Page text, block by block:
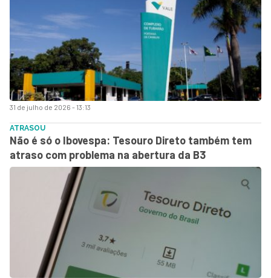
31 de julho de 2026 - 13:13
ATRASOU
Não é só o Ibovespa: Tesouro Direto também tem
atraso com problema na abertura da B3